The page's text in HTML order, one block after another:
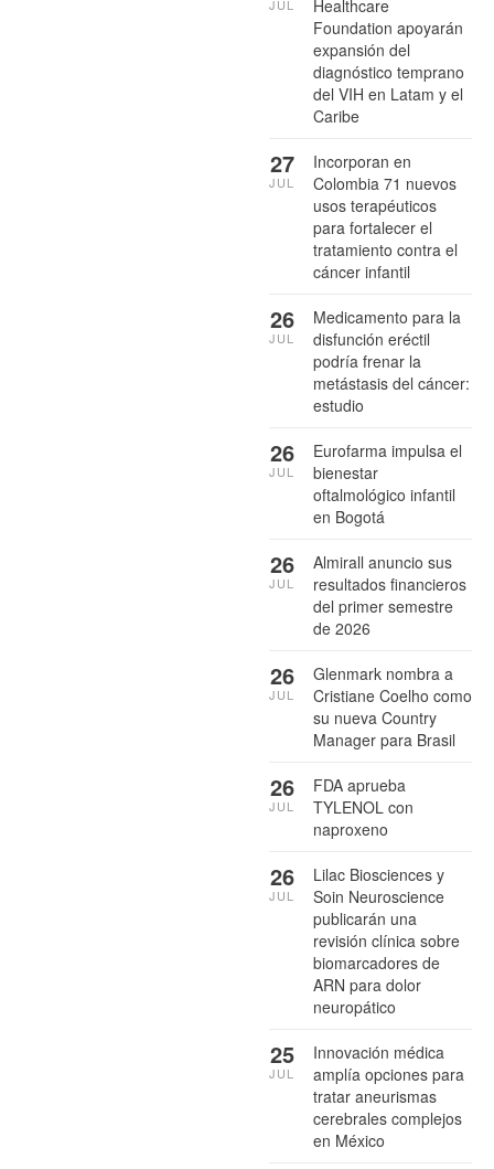
Healthcare
Foundation apoyarán
expansión del
diagnóstico temprano
del VIH en Latam y el
Caribe
JUL
Incorporan en
Colombia 71 nuevos
usos terapéuticos
para fortalecer el
tratamiento contra el
cáncer infantil
27
JUL
Medicamento para la
disfunción eréctil
podría frenar la
metástasis del cáncer:
estudio
26
JUL
Eurofarma impulsa el
bienestar
oftalmológico infantil
en Bogotá
26
JUL
Almirall anuncio sus
resultados financieros
del primer semestre
de 2026
26
JUL
Glenmark nombra a
Cristiane Coelho como
su nueva Country
Manager para Brasil
26
JUL
FDA aprueba
TYLENOL con
naproxeno
26
JUL
Lilac Biosciences y
Soin Neuroscience
publicarán una
revisión clínica sobre
biomarcadores de
ARN para dolor
neuropático
26
JUL
Innovación médica
amplía opciones para
tratar aneurismas
cerebrales complejos
en México
25
JUL